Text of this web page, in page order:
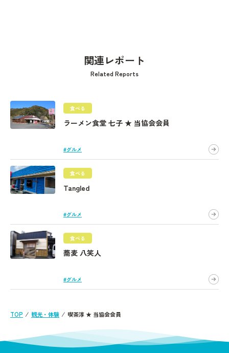
関連レポート
Related Reports
食べる
ラーメン食堂 七子 ★ 当協会会員
#グルメ
食べる
Tangled
#グルメ
食べる
蕎麦 八笑人
#グルメ
TOP ⁄ 観光・体験 ⁄ 喫茶淳 ★ 当協会会員